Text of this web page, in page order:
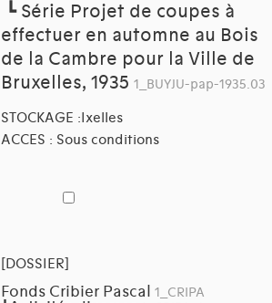
┗ Série Projet de coupes à
effectuer en automne au Bois
de la Cambre pour la Ville de
Bruxelles, 1935 1_BUYJU-pap-1935.03
STOCKAGE :Ixelles
ACCES : Sous conditions
[DOSSIER]
Fonds Cribier Pascal 1_CRIPA